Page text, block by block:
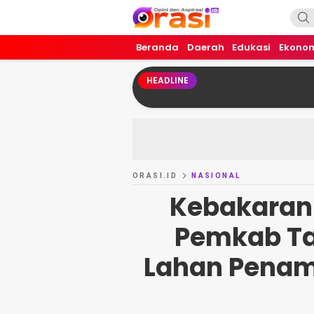
Orasi.ID
Opini dan Aspirasi!
Beranda Daerah Edukasi
HEADLINE
ORASI.ID NASIONAL
Pemkab
Lahan